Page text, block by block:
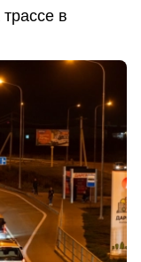
в